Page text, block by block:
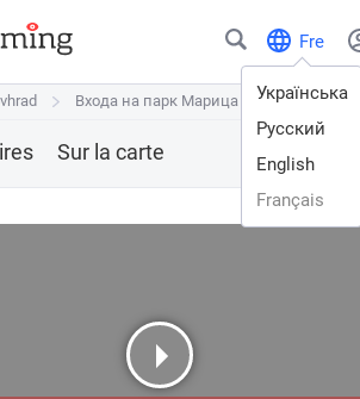
Fre
Українська
Русский
English
Français
Входа на парк Марица
Входа на парк Марица
Sur la carte